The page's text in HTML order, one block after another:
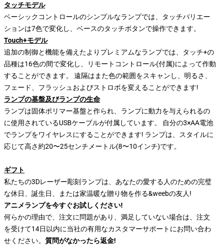
タッチモデル
ベーシックコントロールのシンプルなランプでは、タッチバリエー
ションは7色で変化し、ベースのタッチボタンで操作できます。
Touch+モデル
追加の制御と機能を備えたよりプレミアムなランプでは、タッチ+の
品種は16色の間で変化し、リモートコントロール(付属)によって作動
することができます。 遠隔はまた色の範囲をスキャンし、明るさ、
フェード、フラッシュおよびストロボを変えることができます!
ランプの基盤及びランプの生命
ランプは固体ポリマー基盤と作られ、ランプに動力を与えられるの
に使用されているUSBケーブルが付属しています。 自分の3×AA電池
でランプをワイヤレスにすることができます! ランプは、スタイルに
応じて高さ約20〜25センチメートル(8〜10インチ)です。
ギフト
私たちの3Dレーザー彫刻ランプは、あなたの愛する人のための完璧
な休日、誕生日、または家温暖な贈り物を作る&weebの友人!
アニメランプを今すぐお試しください!
何らかの理由で、注文に問題があり、満足していない場合は、注文
を受けて14日以内に当社の有用なカスタマーサポートにお問い合わ
せください。 質問がなかったら返金!